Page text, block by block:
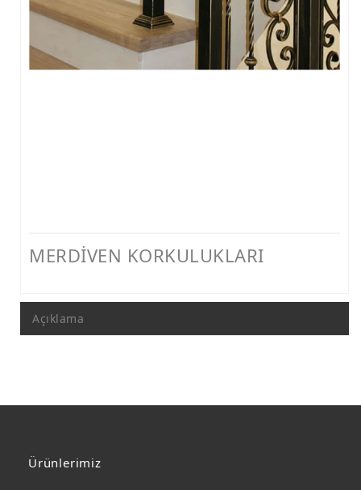
MERDİVEN KORKULUKLARI
Açıklama
Ürünlerimiz